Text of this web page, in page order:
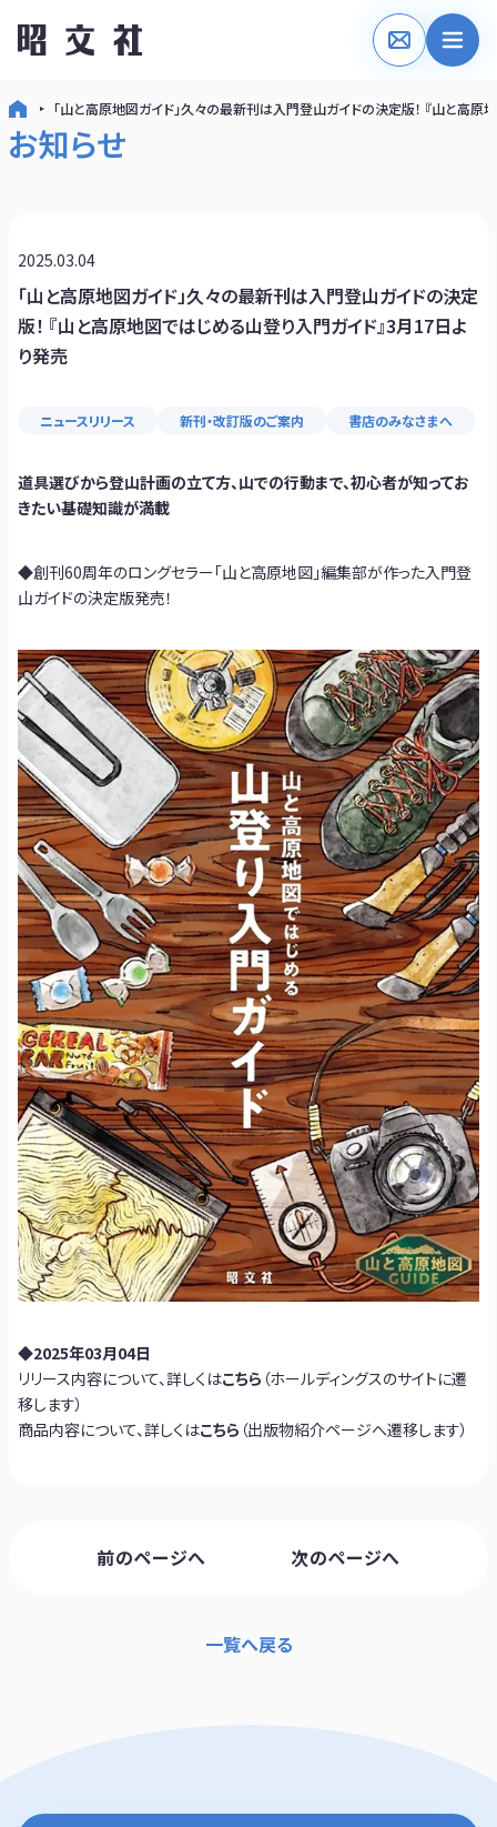
お知らせ
「山と高原地図ガイド」久々の最新刊は入門登山ガイドの決定版！ 『山と高
2025.03.04
「山と高原地図ガイド」久々の最新刊は入門登山ガイドの決定
版！ 『山と高原地図ではじめる山登り入門ガイド』3月17日よ
り発売
ニュースリリース 新刊・改訂版のご案内 書店のみなさまへ
道具選びから登山計画の立て方、山での行動まで、初心者が知ってお
きたい基礎知識が満載
◆創刊60周年のロングセラー「山と高原地図」編集部が作った入門登
山ガイドの決定版発売！
◆2025年03月04日
リリース内容について、詳しくはこちら （ホールディングスのサイトに遷
移します）
商品内容について、詳しくはこちら （出版物紹介ページへ遷移します）
前のページへ 次のページへ
一覧へ戻る